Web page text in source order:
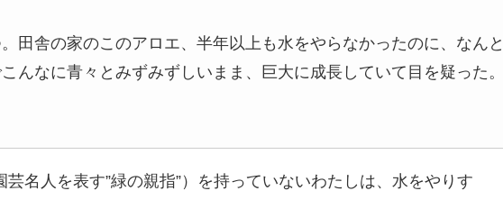
田舎の家のこのアロエ、半年以上も水をやらなかったのに、なん
んなに青々とみずみずしいまま、巨大に成長していて目を疑った
芸名人を表す”緑の親指”）を持っていないわたしは、水をやりす